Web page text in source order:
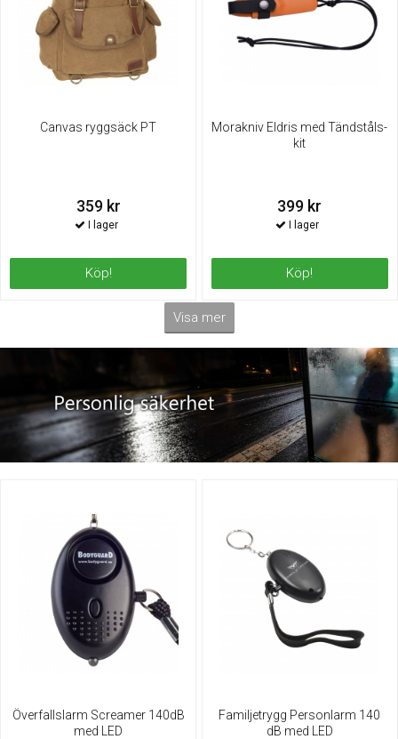
Canvas ryggsäck PT
359 kr
Köp!
Morakniv Eldris med Tändståls-
kit
399 kr
Köp!
Visa mer
Överfallslarm Screamer 140dB
med LED
Familjetrygg Personlarm 140
dB med LED